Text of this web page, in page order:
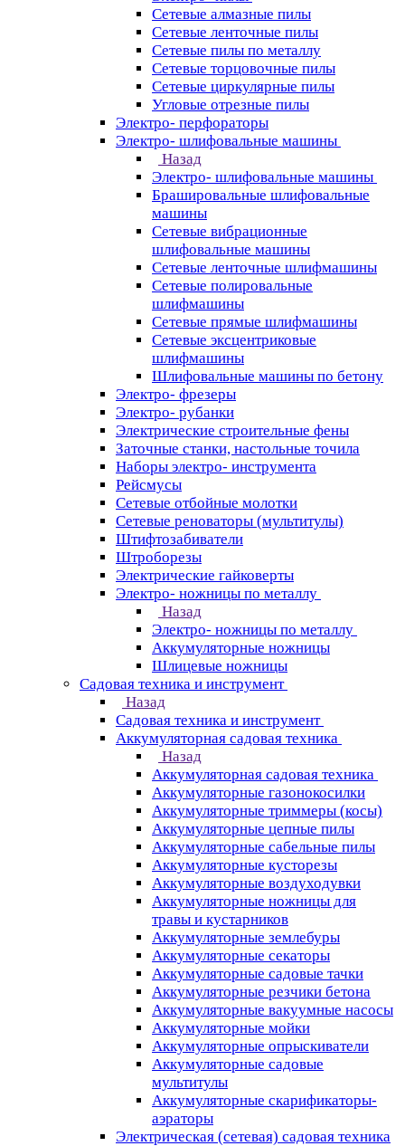
Сетевые алмазные пилы
Сетевые ленточные пилы
Сетевые пилы по металлу
Сетевые торцовочные пилы
Сетевые циркулярные пилы
Угловые отрезные пилы
Электро- перфораторы
Электро- шлифовальные машины
Назад
Электро- шлифовальные машины
Брашировальные шлифовальные
машины
Сетевые вибрационные
шлифовальные машины
Сетевые ленточные шлифмашины
Сетевые полировальные
шлифмашины
Сетевые прямые шлифмашины
Сетевые эксцентриковые
шлифмашины
Шлифовальные машины по бетону
Электро- фрезеры
Электро- рубанки
Электрические строительные фены
Заточные станки, настольные точила
Наборы электро- инструмента
Рейсмусы
Сетевые отбойные молотки
Сетевые реноваторы (мультитулы)
Штифтозабиватели
Штроборезы
Электрические гайковерты
Электро- ножницы по металлу
Назад
Электро- ножницы по металлу
Аккумуляторные ножницы
Шлицевые ножницы
Cадовая техника и инструмент
Назад
Cадовая техника и инструмент
Аккумуляторная садовая техника
Назад
Аккумуляторная садовая техника
Аккумуляторные газонокосилки
Аккумуляторные триммеры (косы)
Аккумуляторные цепные пилы
Аккумуляторные сабельные пилы
Аккумуляторные кусторезы
Аккумуляторные воздуходувки
Аккумуляторные ножницы для
травы и кустарников
Аккумуляторные землебуры
Аккумуляторные секаторы
Аккумуляторные садовые тачки
Аккумуляторные резчики бетона
Аккумуляторные вакуумные насосы
Аккумуляторные мойки
Аккумуляторные опрыскиватели
Аккумуляторные садовые
мультитулы
Аккумуляторные скарификаторы-
аэраторы
Электрическая (сетевая) садовая техника